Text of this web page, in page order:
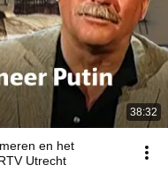
38:32
en het
Utrecht